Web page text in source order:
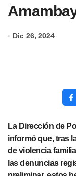
Dic 26, 2024
La Dirección de Policía del departamento de Amambay
informó que, tras
de violencia
las denuncias